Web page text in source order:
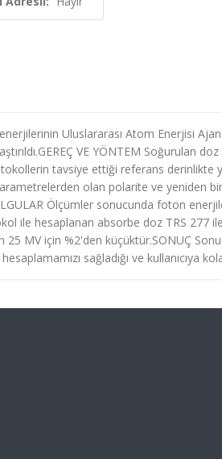
Uluslararası Atom Enerjisi
VE YÖNTEM Soğurulan
tavsiye ettiği referans derinlikte
olan polarite ve yeniden
Ölçümler sonucunda foton
ile hesaplanan absorbe doz TRS 277
MV için %2'den küçüktür.SONUÇ
sağladığı ve kullanıcıya